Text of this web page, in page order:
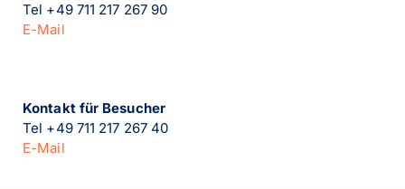
Tel +49 711 217 267 90
E-Mail
Kontakt für Besucher
Tel +49 711 217 267 40
E-Mail